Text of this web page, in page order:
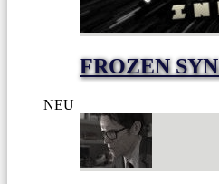
FROZEN
NEU